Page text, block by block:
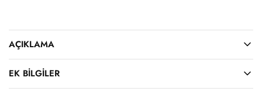
AÇIKLAMA
EK BILGILER